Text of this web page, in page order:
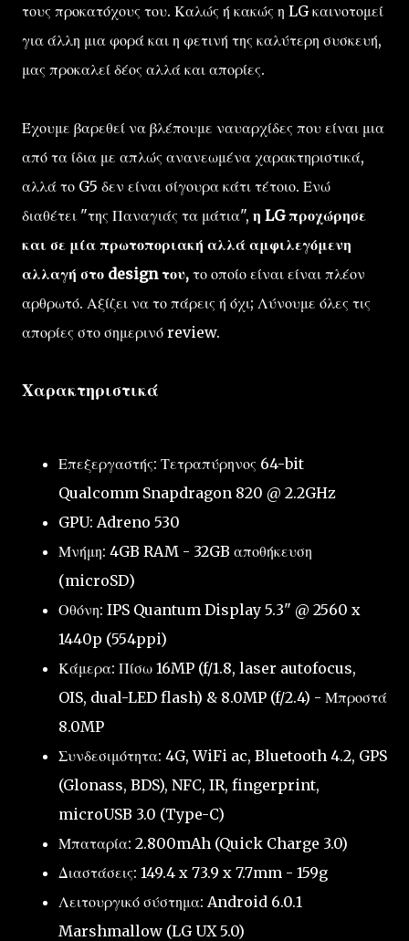
τους προκατόχους του. Καλώς ή κακώς η LG καινοτομεί
για άλλη μια φορά και η φετινή της καλύτερη συσκευή,
μας προκαλεί δέος αλλά και απορίες.
Έχουμε βαρεθεί να βλέπουμε ναυαρχίδες που είναι μια
από τα ίδια με απλώς ανανεωμένα χαρακτηριστικά,
αλλά το G5 δεν είναι σίγουρα κάτι τέτοιο. Ενώ
διαθέτει "της Παναγιάς τα μάτια", η LG προχώρησε
και σε μία πρωτοποριακή αλλά αμφιλεγόμενη
αλλαγή στο design του, το οποίο είναι είναι πλέον
αρθρωτό. Αξίζει να το πάρεις ή όχι; Λύνουμε όλες τις
απορίες στο σημερινό review.
Χαρακτηριστικά
Επεξεργαστής: Τετραπύρηνος 64-bit
Qualcomm Snapdragon 820 @ 2.2GHz
GPU: Adreno 530
Μνήμη: 4GB RAM - 32GB αποθήκευση
(microSD)
Οθόνη: IPS Quantum Display 5.3" @ 2560 x
1440p (554ppi)
Κάμερα: Πίσω 16MP (f/1.8, laser autofocus,
OIS, dual-LED flash) & 8.0MP (f/2.4) - Μπροστά
8.0MP
Συνδεσιμότητα: 4G, WiFi ac, Bluetooth 4.2, GPS
(Glonass, BDS), NFC, IR, fingerprint,
microUSB 3.0 (Type-C)
Μπαταρία: 2.800mAh (Quick Charge 3.0)
Διαστάσεις: 149.4 x 73.9 x 7.7mm - 159g
Λειτουργικό σύστημα: Android 6.0.1
Marshmallow (LG UX 5.0)